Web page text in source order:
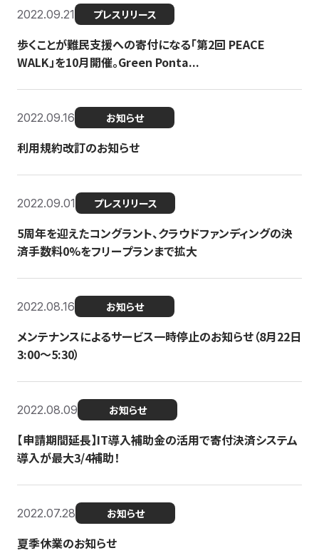
2022.09.21 プレスリリース
歩くことが難民支援への寄付になる「第2回 PEACE
WALK」を10月開催。Green Ponta...
2022.09.16 お知らせ
利用規約改訂のお知らせ
2022.09.01 プレスリリース
5周年を迎えたコングラント、クラウドファンディングの決
済手数料0%をフリープランまで拡大
2022.08.16 お知らせ
メンテナンスによるサービス一時停止のお知らせ（8月22日
3:00〜5:30）
2022.08.09 お知らせ
【申請期間延長】IT導入補助金の活用で寄付決済システム
導入が最大3/4補助！
2022.07.28 お知らせ
夏季休業のお知らせ